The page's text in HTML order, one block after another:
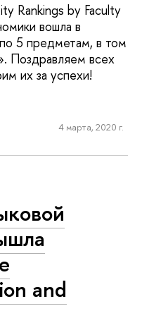
Rankings by Faculty
вошла в
5 предметам, в том
Поздравляем всех
их за успехи!
4 марта, 2020 г.
and